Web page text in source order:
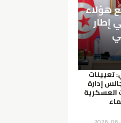
هؤلاء
إطار
تعيينات
إدارة
العسكرية